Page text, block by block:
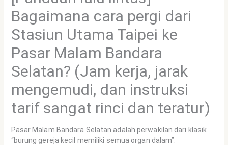
Bagaimana cara pergi dari
Stasiun Utama Taipei ke
Pasar Malam Bandara
Selatan? (Jam kerja, jarak
mengemudi, dan instruksi
tarif sangat rinci dan teratur)
Pasar Malam Bandara Selatan adalah perwakilan dari klasik
“burung gereja kecil memiliki semua organ dalam”.